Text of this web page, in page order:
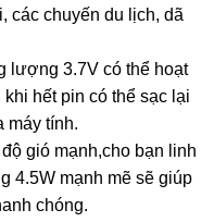
các chuyến du lịch, dã
lượng 3.7V có thể hoạt
hết pin có thể sạc lại
máy tính.
gió mạnh,cho bạn linh
4.5W mạnh mẽ sẽ giúp
chóng.